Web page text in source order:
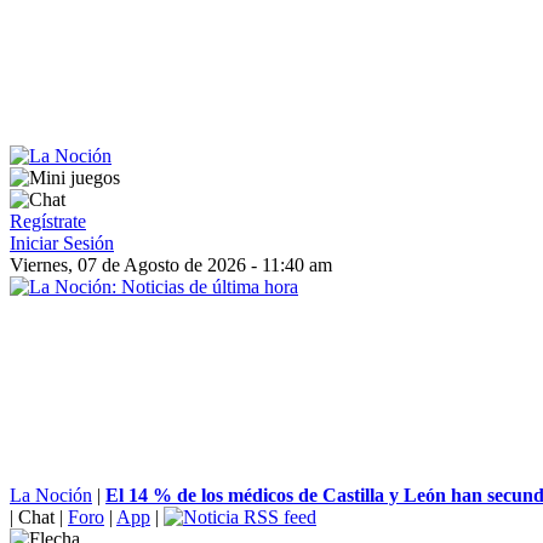
Regístrate
Iniciar Sesión
Viernes, 07 de Agosto de 2026 - 11:40 am
La Noción | El 14 % de los médicos de Castilla y León han
| Chat | Foro | App |